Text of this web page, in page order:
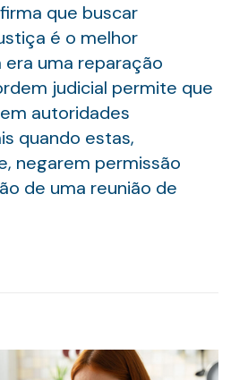
que buscar
é o melhor
era uma reparação
judicial permite que
autoridades
quando estas,
negarem permissão
de uma reunião de